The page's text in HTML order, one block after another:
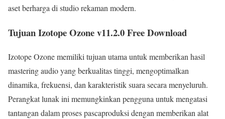
aset berharga di studio rekaman modern.
Tujuan Izotope Ozone v11.2.0 Free Download
Izotope Ozone memiliki tujuan utama untuk memberikan hasil
mastering audio yang berkualitas tinggi, mengoptimalkan
dinamika, frekuensi, dan karakteristik suara secara menyeluruh.
Perangkat lunak ini memungkinkan pengguna untuk mengatasi
tantangan dalam proses pascaproduksi dengan memberikan alat